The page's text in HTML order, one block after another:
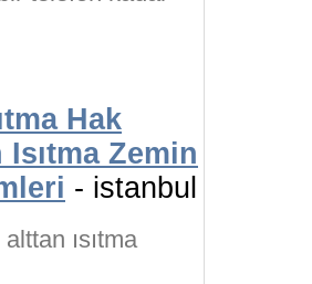
Hak
Zemin
- istanbul
ısıtma